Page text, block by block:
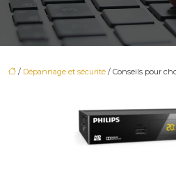
/ Dépannage et sécurité / Conseils pour